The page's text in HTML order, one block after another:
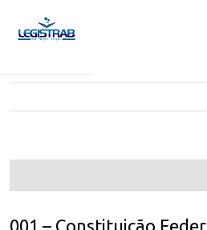
001 – Constituição